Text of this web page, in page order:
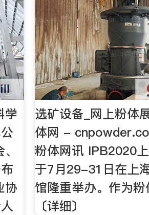
学
协
选矿设备_网上粉体
体网 -
粉体网讯 IPB2020
于7月29-31日在上
馆隆重举办。作为
〔详细〕